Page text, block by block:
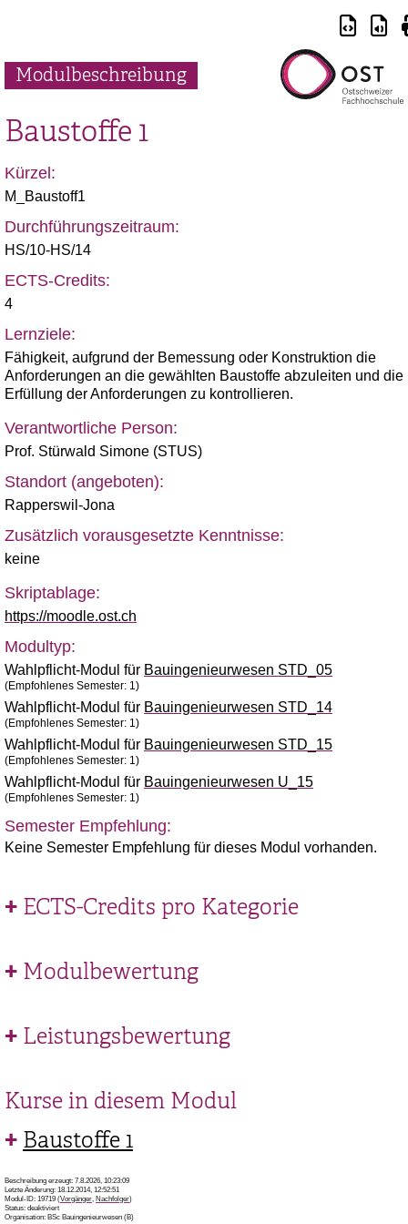
Modulbeschreibung
Baustoffe 1
Kürzel:
M_Baustoff1
Durchführungszeitraum:
HS/10-HS/14
ECTS-Credits:
4
Lernziele:
Fähigkeit, aufgrund der Bemessung oder Konstruktion die
Anforderungen an die gewählten Baustoffe abzuleiten und die
Erfüllung der Anforderungen zu kontrollieren.
Verantwortliche Person:
Prof. Stürwald Simone (STUS)
Standort (angeboten):
Rapperswil-Jona
Zusätzlich vorausgesetzte Kenntnisse:
keine
Skriptablage:
https://moodle.ost.ch
Modultyp:
Wahlpflicht-Modul für Bauingenieurwesen STD_05
(Empfohlenes Semester: 1)
Wahlpflicht-Modul für Bauingenieurwesen STD_14
(Empfohlenes Semester: 1)
Wahlpflicht-Modul für Bauingenieurwesen STD_15
(Empfohlenes Semester: 1)
Wahlpflicht-Modul für Bauingenieurwesen U_15
(Empfohlenes Semester: 1)
Semester Empfehlung:
Keine Semester Empfehlung für dieses Modul vorhanden.
ECTS-Credits pro Kategorie
Modulbewertung
Leistungsbewertung
Kurse in diesem Modul
Baustoffe 1
Beschreibung erzeugt: 7.8.2026, 10:23:09
Letzte Änderung: 18.12.2014, 12:52:51
Modul-ID: 19719 (Vorgänger, Nachfolger)
Status: deaktiviert
Organisation: BSc Bauingenieurwesen (B)